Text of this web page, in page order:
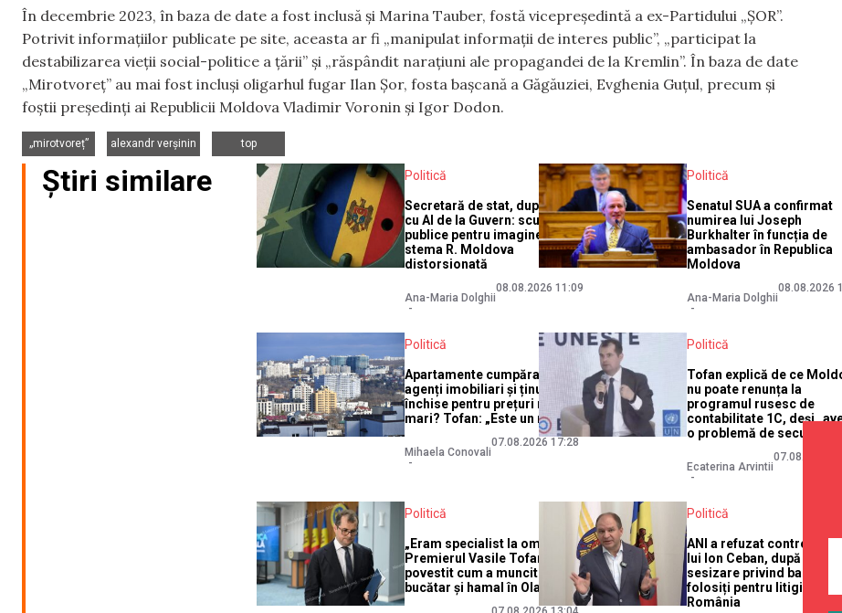
În decembrie 2023, în baza de date a fost inclusă și Marina Tauber, fostă vicepreședintă a ex-Partidului „ȘOR”.
Potrivit informațiilor publicate pe site, aceasta ar fi „manipulat informații de interes public”, „participat la
destabilizarea vieții social-politice a țării” și „răspândit narațiuni ale propagandei de la Kremlin”. În baza de date
„Mirotvoreț” au mai fost incluși oligarhul fugar Ilan Șor, fosta bașcană a Găgăuziei, Evghenia Guțul, precum și
foștii președinți ai Republicii Moldova Vladimir Voronin și Igor Dodon.
„mirotvoreț”
alexandr verșinin
top
Știri similare Politică
Secretară de stat, după gafa
cu AI de la Guvern: scuze
publice pentru imaginea cu
stema R. Moldova
distorsionată
Ana-Maria Dolghii
08.08.2026 11:09
Politică
Senatul SUA a confirmat
numirea lui Joseph
Burkhalter în funcția de
ambasador în Republica
Moldova
Ana-Maria Dolghii
08.08.2026
Politică
Apartamente cumpărate de
agenți imobiliari și ținute
închise pentru prețuri mai
mari? Tofan: „Este un mit”
Mihaela Conovali
07.08.2026 17:28
Politică
Tofan explică de ce
nu poate renunța la
programul rusesc de
contabilitate 1C, deși
o problemă de securitate”
Ecaterina Arvintii
07.08.2026
Politică
„Eram specialist la omlete”:
Premierul Vasile Tofan a
povestit cum a muncit ca
bucătar și hamal în Olanda
Politică
ANI a refuzat controlul
lui Ion Ceban, după o
sesizare privind banii
folosiți pentru litigii în
România